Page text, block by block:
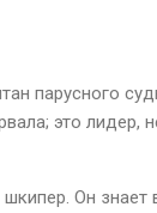
парусного
это лидер,
Он